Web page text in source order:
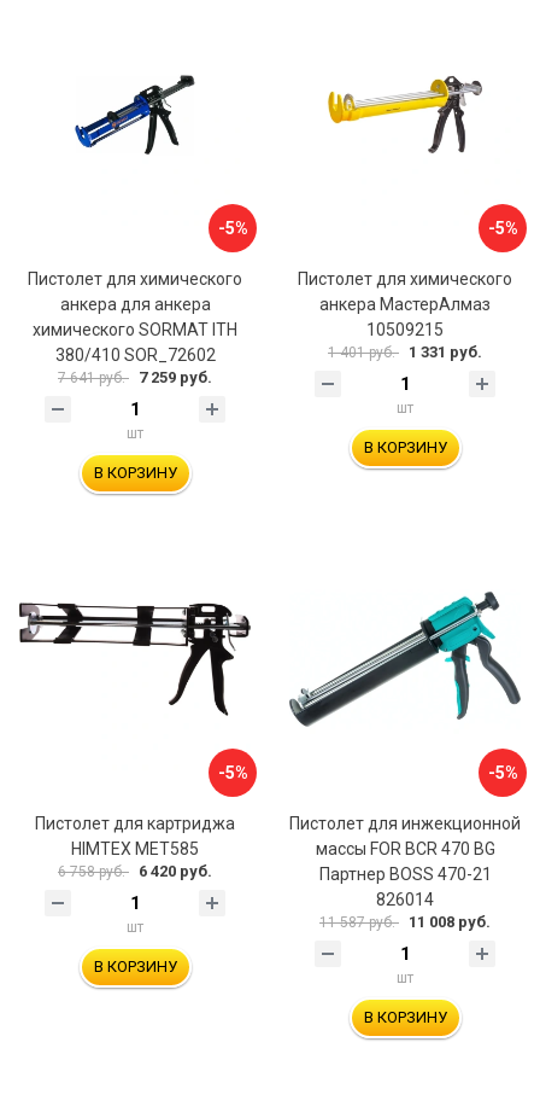
-5%
Пистолет для химического
анкера для анкера
химического SORMAT ITH
380/410 SOR_72602
7 641 руб. 7 259 руб.
шт
В КОРЗИНУ
-5%
Пистолет для химического
анкера МастерАлмаз
10509215
1 401 руб. 1 331 руб.
шт
В КОРЗИНУ
-5%
Пистолет для картриджа
HIMTEX MET585
6 758 руб. 6 420 руб.
шт
В КОРЗИНУ
-5%
Пистолет для инжекционной
массы FOR BCR 470 BG
Партнер BOSS 470-21
826014
11 587 руб. 11 008 руб.
шт
В КОРЗИНУ